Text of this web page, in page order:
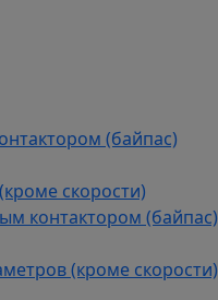
(байпас)
скорости)
контактором (байпас)
(кроме скорости)